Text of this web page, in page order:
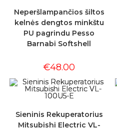
Neperšlampančios šiltos
kelnės dengtos minkštu
PU pagrindu Pesso
Barnabi Softshell
€48.00
Sieninis Rekuperatorius
Mitsubishi Electric VL-